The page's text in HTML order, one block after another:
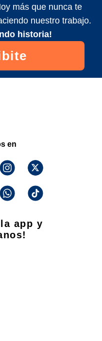
más que nunca te
nuestro trabajo.
historia!
en
app y